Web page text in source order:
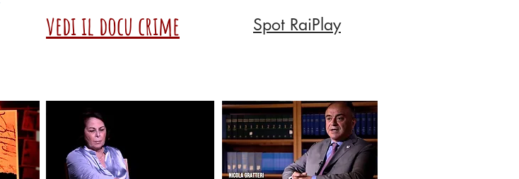
vedi il docu crime Spot RaiPlay